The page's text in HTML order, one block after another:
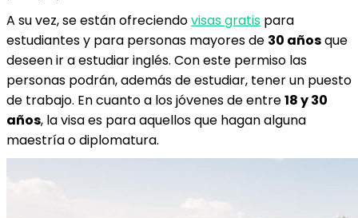
A su vez, se están ofreciendovisas gratis para
estudiantes y para personas mayores de 30 añosque
deseen ir a estudiar inglés. Con este permiso las
personas podrán, además de estudiar, tener un puesto
de trabajo. En cuanto a los jóvenes de entre18 y 30
años, la visa es para aquellos que hagan alguna
maestría o diplomatura.